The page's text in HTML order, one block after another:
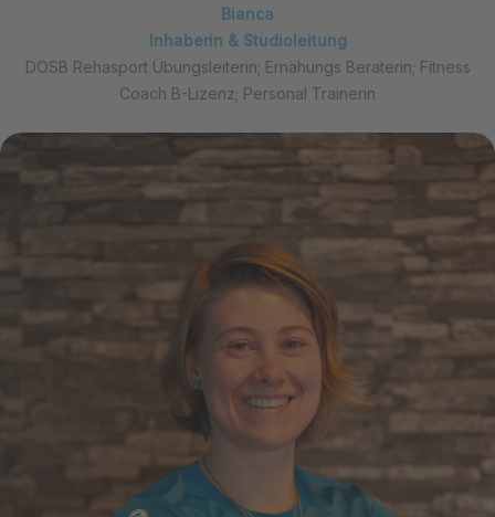
Bianca
Inhaberin & Studioleitung
DOSB Rehasport Übungsleiterin; Ernähungs Beraterin; Fitness
Coach B-Lizenz; Personal Trainerin